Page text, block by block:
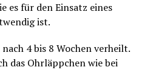
es für den Einsatz eines
ist.
4 bis 8 Wochen verheilt.
das Ohrläppchen wie bei